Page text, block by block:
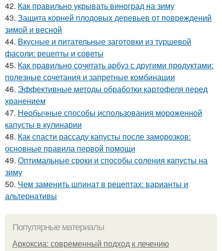
42. Как правильно укрывать виноград на зиму
43. Защита корней плодовых деревьев от повреждений
зимой и весной
44. Вкусные и питательные заготовки из туршевой
фасоли: рецепты и советы
45. Как правильно сочетать арбуз с другими продуктами:
полезные сочетания и запретные комбинации
46. Эффективные методы обработки картофеля перед
хранением
47. Необычные способы использования мороженной
капусты в кулинарии
48. Как спасти рассаду капусты после заморозков:
основные правила первой помощи
49. Оптимальные сроки и способы соления капусты на
зиму
50. Чем заменить шпинат в рецептах: варианты и
альтернативы
Популярные материалы
Аркоксиа: современный подход к лечению